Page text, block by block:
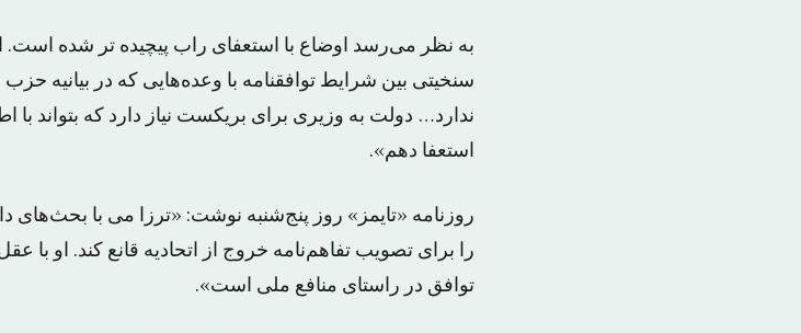
به نظر می‌رسد اوضاع با استعفای راب پیچیده تر شده
سنخیتی بین شرایط توافقنامه با وعده‌هایی که در بیانیه
ندارد… دولت به وزیری برای بریکست نیاز دارد که بتواند با
استعفا دهم».
را برای تصویب تفاهم‌نامه خروج از اتحادیه قانع کند. او با
توافق در راستای منافع ملی است».